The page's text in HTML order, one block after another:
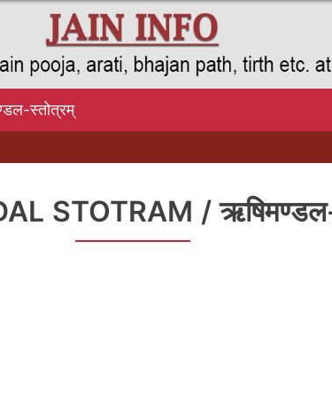
स्तोत्रम्
STOTRAM /